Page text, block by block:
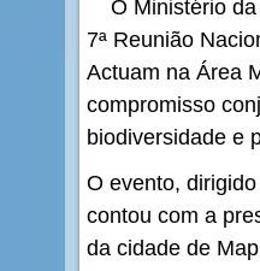
O Ministério
7ª Reunião
Actuam na Área
compromisso
biodiversidade e
O evento,
contou com a
da cidade de